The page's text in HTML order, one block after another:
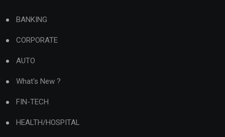
BANKING
CORPORATE
AUTO
What's New ?
FIN-TECH
HEALTH/HOSPITAL